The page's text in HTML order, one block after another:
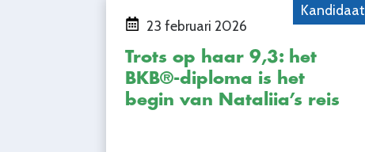
Kandidaat
23 februari 2026
Trots op haar 9,3: het
BKB®-diploma is het
begin van Nataliia’s reis